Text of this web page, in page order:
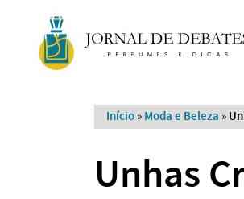
Início » Moda e Beleza »
Unhas